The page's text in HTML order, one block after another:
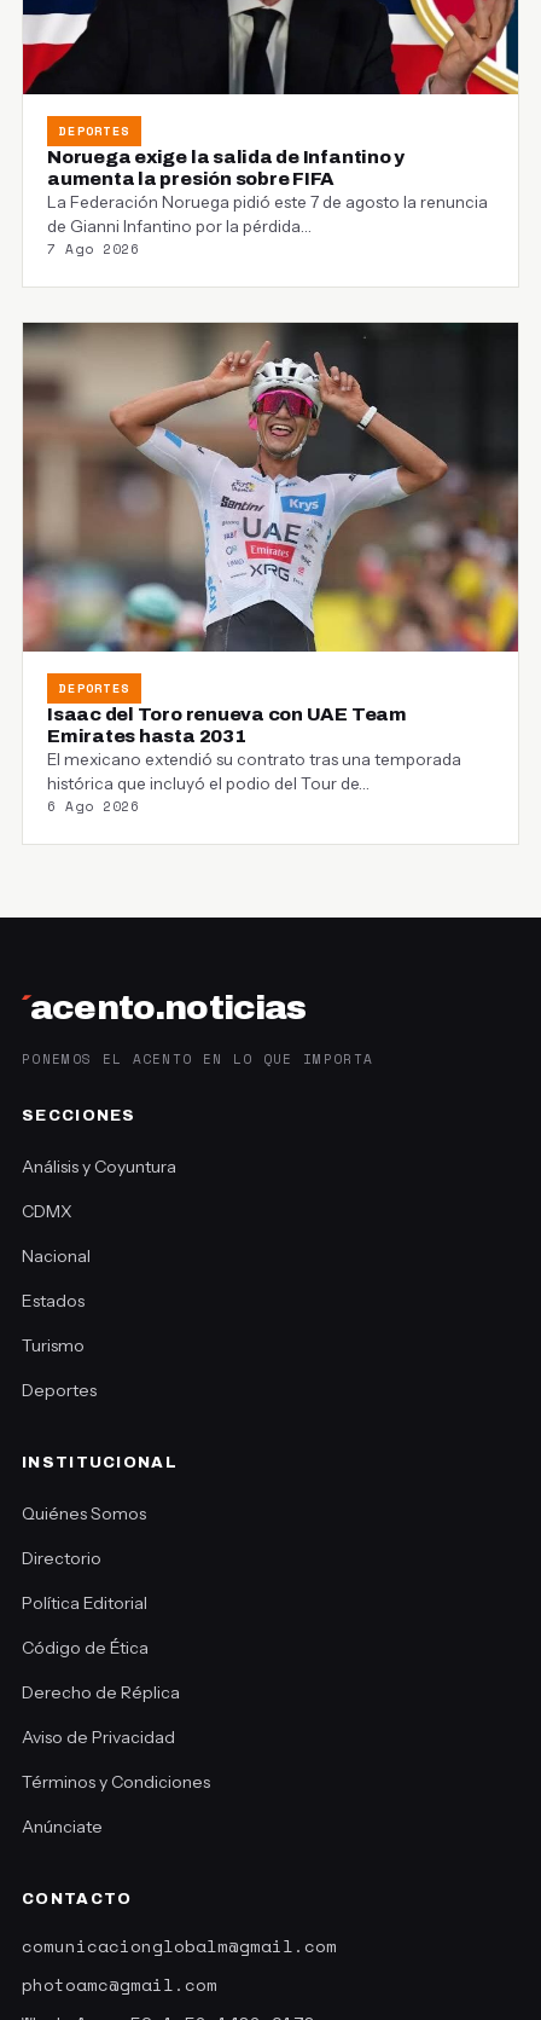
DEPORTES
Noruega exige la salida de Infantino y
aumenta la presión sobre FIFA
La Federación Noruega pidió este 7 de agosto la renuncia
de Gianni Infantino por la pérdida…
7 Ago 2026
DEPORTES
Isaac del Toro renueva con UAE Team
Emirates hasta 2031
El mexicano extendió su contrato tras una temporada
histórica que incluyó el podio del Tour de…
6 Ago 2026
´acento.noticias
PONEMOS EL ACENTO EN LO QUE IMPORTA
SECCIONES
Análisis y Coyuntura
CDMX
Nacional
Estados
Turismo
Deportes
INSTITUCIONAL
Quiénes Somos
Directorio
Política Editorial
Código de Ética
Derecho de Réplica
Aviso de Privacidad
Términos y Condiciones
Anúnciate
CONTACTO
comunicacionglobalm@gmail.com
photoamc@gmail.com